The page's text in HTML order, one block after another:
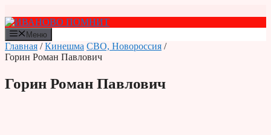
к
содержимому
Меню
Главная /Кинешма СВО, Новороссия /
Горин Роман Павлович
Горин Роман Павлович